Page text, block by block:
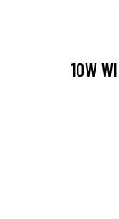
10W